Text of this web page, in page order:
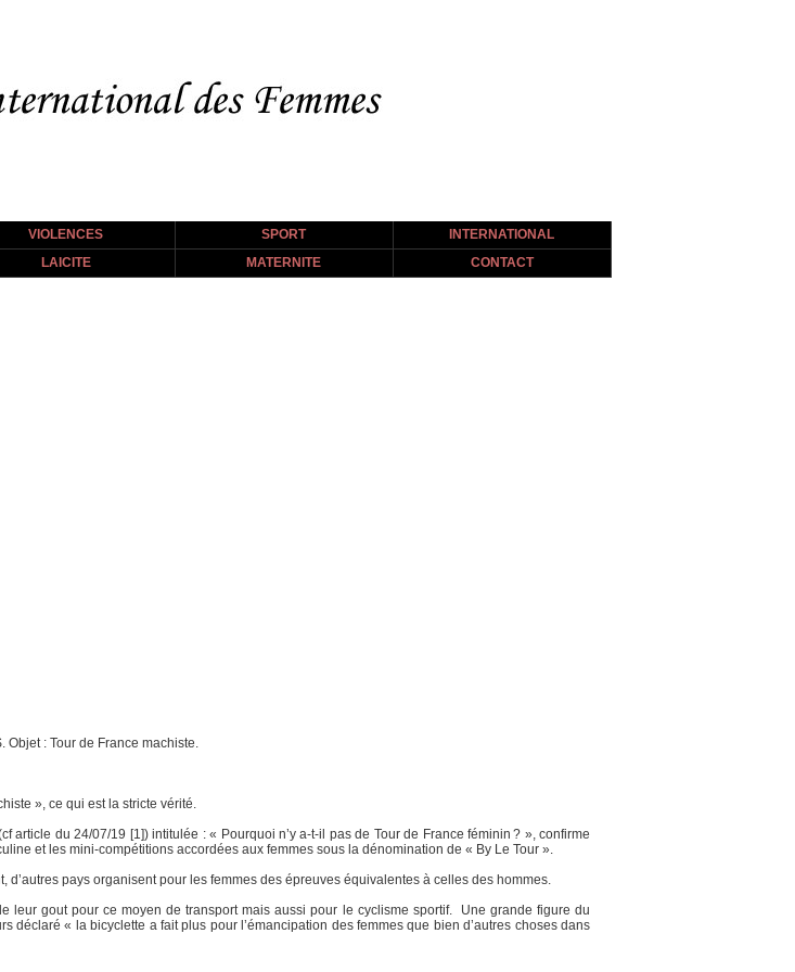
VIOLENCES SPORT
INTERNATIONAL
LAICITE MATERNITE CONTACT
Objet : Tour de France machiste.
», ce qui est la stricte vérité.
article du 24/07/19 [1]) intitulée : « Pourquoi n’y a-t-il pas de Tour de France féminin ? », confirme
et les mini-compétitions accordées aux femmes sous la dénomination de « By Le Tour ».
pays organisent pour les femmes des épreuves équivalentes à celles des hommes.
leur gout pour ce moyen de transport mais aussi pour le cyclisme sportif. Une grande figure du
déclaré « la bicyclette a fait plus pour l’émancipation des femmes que bien d’autres choses dans